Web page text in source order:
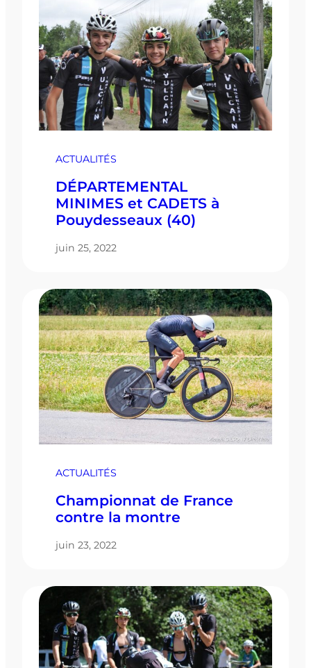
ACTUALITÉS
DÉPARTEMENTAL
MINIMES et CADETS à
Pouydesseaux (40)
juin 25, 2022
ACTUALITÉS
Championnat de France
contre la montre
juin 23, 2022